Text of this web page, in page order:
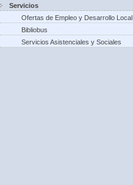
Servicios
Ofertas de Empleo y Desarrollo Local
Bibliobus
Servicios Asistenciales y Sociales